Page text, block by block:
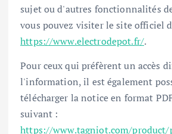
sujet ou d'autres fonctionnalités
vous pouvez visiter le site officiel
https://www.electrodepot.fr/.
Pour ceux qui préfèrent un accès
l'information, il est également
télécharger la notice en format
suivant :
https://www.tagniot.com/product/